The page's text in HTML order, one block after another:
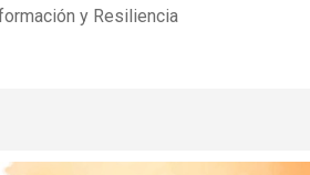
y Resiliencia